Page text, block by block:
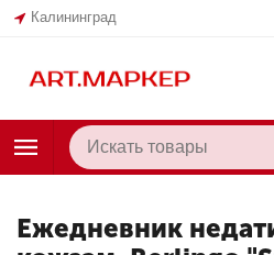
Калининград
Ежедневник